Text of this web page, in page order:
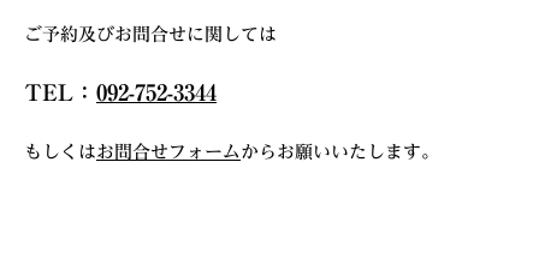
ご予約及びお問合せに関しては
TEL： 092-752-3344
もしくはお問合せフォーム からお願いいたします。